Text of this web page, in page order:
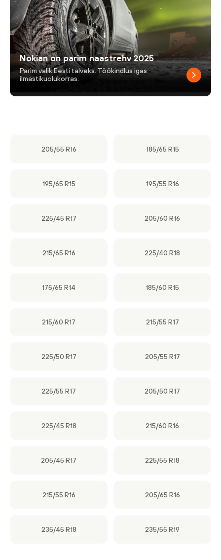
Nokian on parim naastrehv 2025
Parim valik Eesti talveks. Töökindlus igas
ilmastikuolukorras.
205/55 R16 185/65 R15
195/65 R15 195/55 R16
225/45 R17 205/60 R16
215/65 R16 225/40 R18
175/65 R14 185/60 R15
215/60 R17 215/55 R17
225/50 R17 205/55 R17
225/55 R17 205/50 R17
225/45 R18 215/60 R16
205/45 R17 225/55 R18
215/55 R16 205/65 R16
235/45 R18 235/55 R19